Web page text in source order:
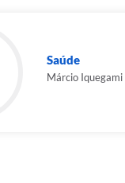
Saúde
Márcio Iquegami